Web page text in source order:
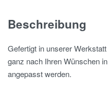
Beschreibung
Gefertigt in unserer
ganz nach Ihren Wünschen
angepasst werden.